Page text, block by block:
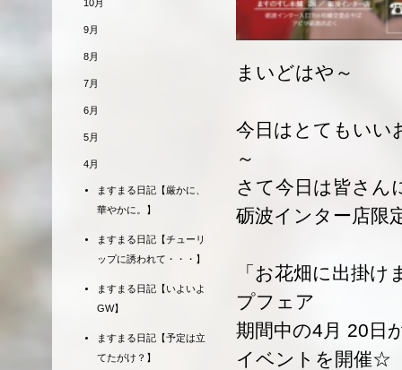
まいどはや～
今日はとてもいい
～
さて今日は皆さ
砺波インター店限
「お花畑に出掛
プフェア
期間中の4月 20日
イベントを開催☆
10月
9月
8月
7月
6月
5月
4月
ますまる日記【厳かに、
華やかに。】
ますまる日記【チューリ
ップに誘われて・・・】
ますまる日記【いよいよ
GW】
ますまる日記【予定は立
てたがけ？】